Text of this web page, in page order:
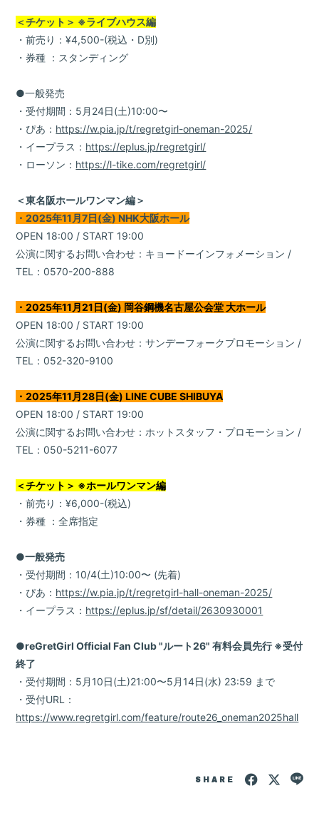
Q&A
＜チケット＞ ※ライブハウス編
・前売り：¥4,500-(税込・D別)
・券種 ：スタンディング
●一般発売
・受付期間：5月24日(土)10:00〜
・ぴあ： https://w.pia.jp/t/regretgirl-oneman-2025/
・イープラス： https://eplus.jp/regretgirl/
・ローソン： https://l-tike.com/regretgirl/
＜東名阪ホールワンマン編＞
・2025年11月7日(金) NHK大阪ホール
OPEN 18:00 / START 19:00
公演に関するお問い合わせ：キョードーインフォメーション /
TEL：0570-200-888
・2025年11月21日(金) 岡谷鋼機名古屋公会堂 大ホール
OPEN 18:00 / START 19:00
公演に関するお問い合わせ：サンデーフォークプロモーション /
TEL：052-320-9100
・2025年11月28日(金) LINE CUBE SHIBUYA
OPEN 18:00 / START 19:00
公演に関するお問い合わせ：ホットスタッフ・プロモーション /
TEL：050-5211-6077
＜チケット＞ ※ホールワンマン編
・前売り：¥6,000-(税込)
・券種 ：全席指定
●一般発売
・受付期間：10/4(土)10:00〜 (先着)
・ぴあ： https://w.pia.jp/t/regretgirl-hall-oneman-2025/
・イープラス： https://eplus.jp/sf/detail/2630930001
●reGretGirl Official Fan Club "ルート26" 有料会員先行 ※受付
終了
・受付期間：5月10日(土)21:00〜5月14日(水) 23:59 まで
・受付URL：
https://www.regretgirl.com/feature/route26_oneman2025hall
SHARE